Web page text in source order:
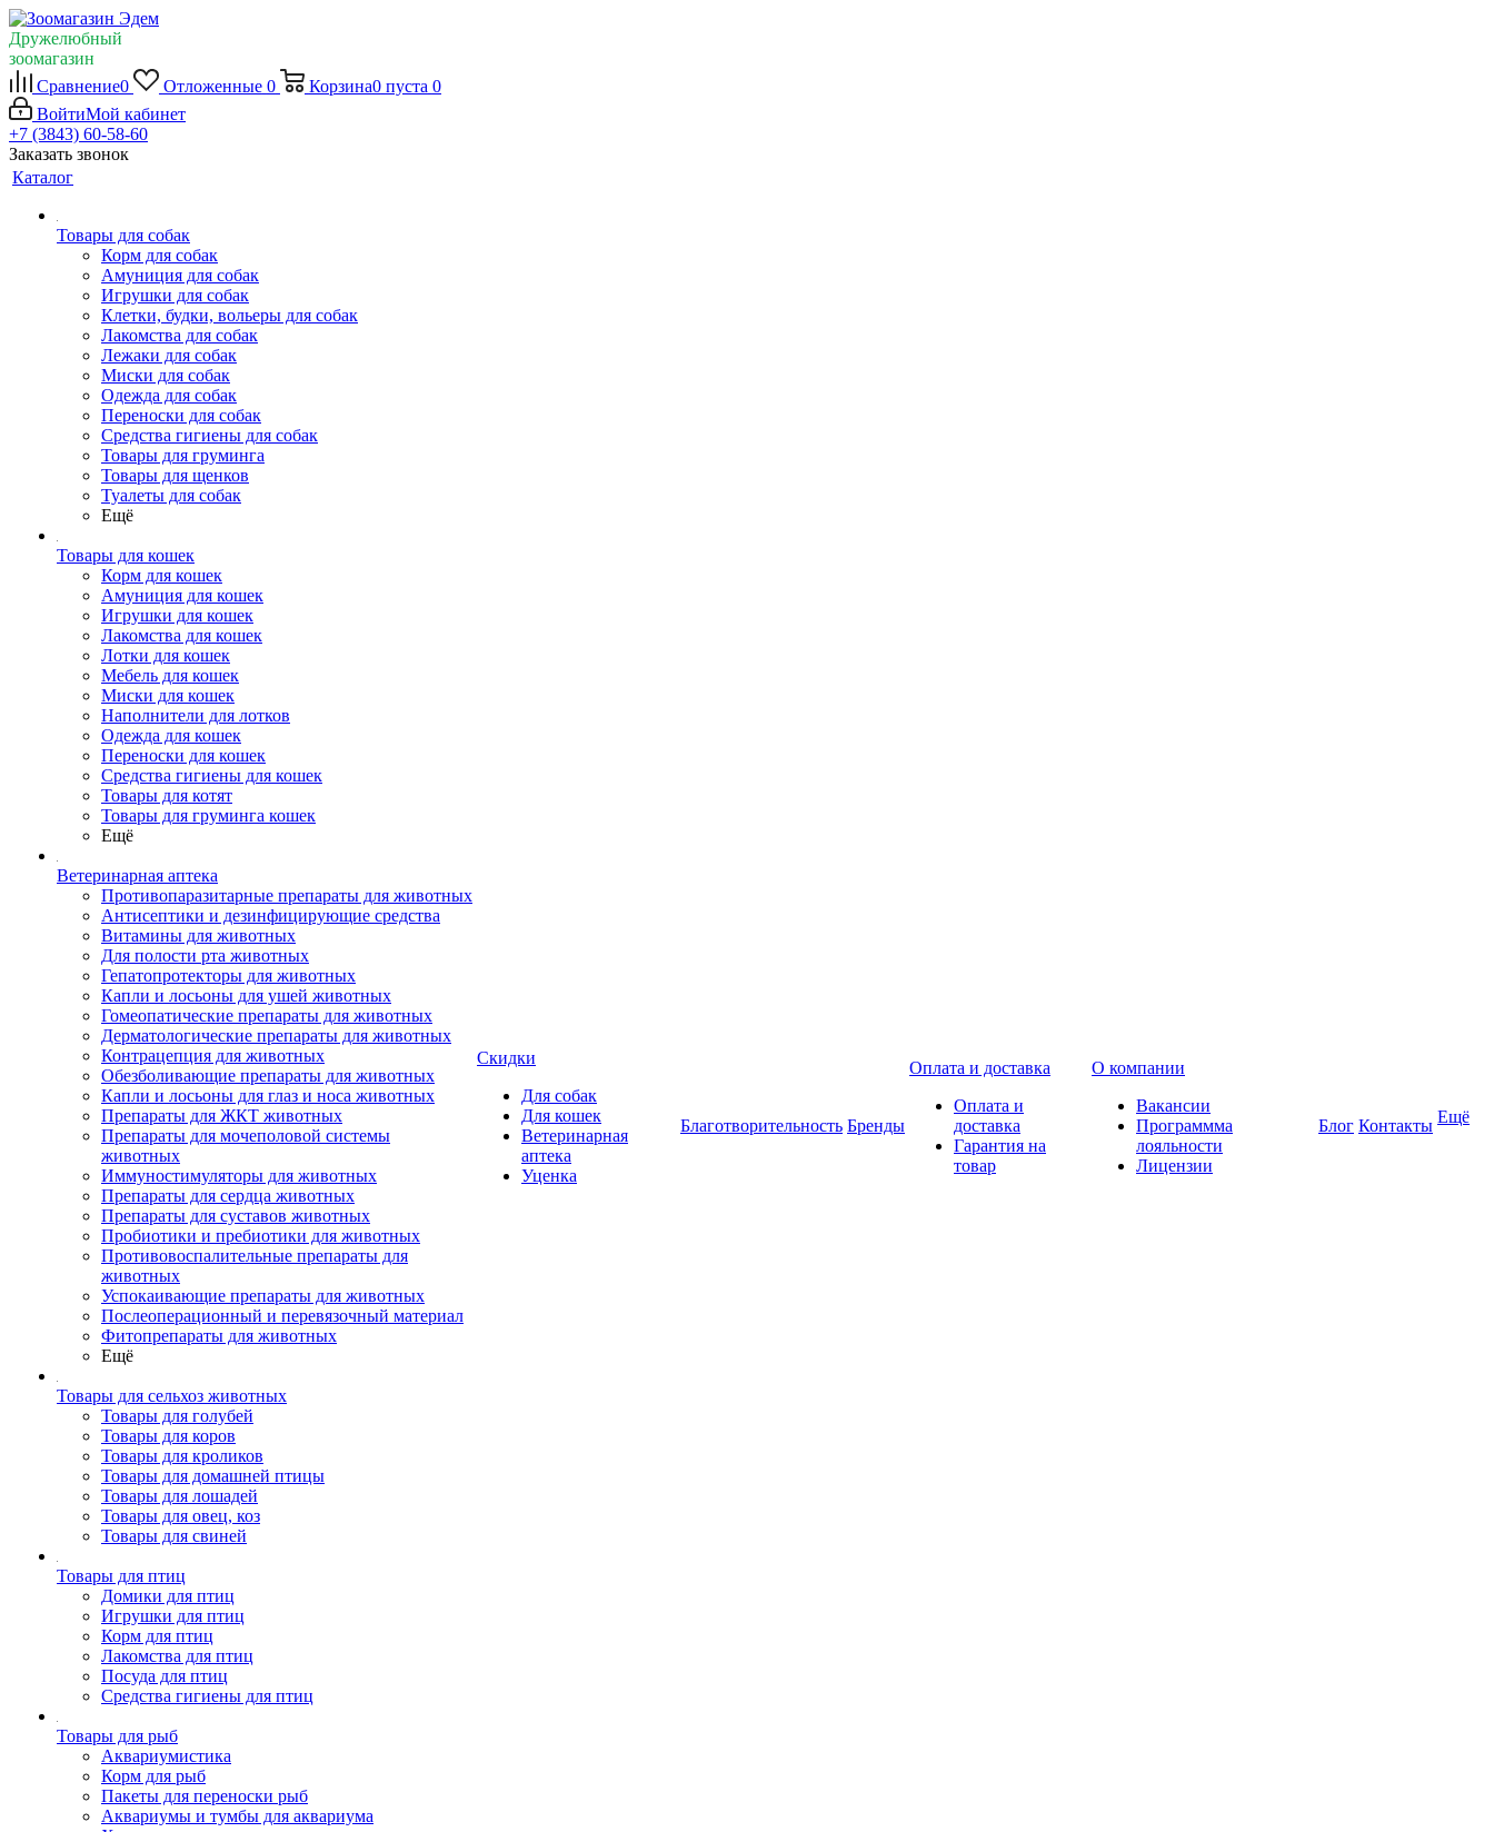
Дружелюбный
зоомагазин
Сравнение0 Отложенные 0 Корзина0 пуста 0
ВойтиМой кабинет
+7 (3843) 60-58-60
Заказать звонок
Каталог
Товары для собак
Корм для собак
Амуниция для собак
Игрушки для собак
Клетки, будки, вольеры для собак
Лакомства для собак
Лежаки для собак
Миски для собак
Одежда для собак
Переноски для собак
Средства гигиены для собак
Товары для груминга
Товары для щенков
Туалеты для собак
Ещё
Товары для кошек
Корм для кошек
Амуниция для кошек
Игрушки для кошек
Лакомства для кошек
Лотки для кошек
Мебель для кошек
Миски для кошек
Наполнители для лотков
Одежда для кошек
Переноски для кошек
Средства гигиены для кошек
Товары для котят
Товары для груминга кошек
Ещё
Ветеринарная аптека
Противопаразитарные препараты для животных
Антисептики и дезинфицирующие средства
Витамины для животных
Для полости рта животных
Гепатопротекторы для животных
Капли и лосьоны для ушей животных
Гомеопатические препараты для животных
Дерматологические препараты для животных
Контрацепция для животных
Обезболивающие препараты для животных
Капли и лосьоны для глаз и носа животных
Препараты для ЖКТ животных
Препараты для мочеполовой системы
животных
Иммуностимуляторы для животных
Препараты для сердца животных
Препараты для суставов животных
Пробиотики и пребиотики для животных
Противовоспалительные препараты для
животных
Успокаивающие препараты для животных
Послеоперационный и перевязочный материал
Фитопрепараты для животных
Ещё
Товары для сельхоз животных
Товары для голубей
Товары для коров
Товары для кроликов
Товары для домашней птицы
Товары для лошадей
Товары для овец, коз
Товары для свиней
Товары для птиц
Домики для птиц
Игрушки для птиц
Корм для птиц
Лакомства для птиц
Посуда для птиц
Средства гигиены для птиц
Товары для рыб
Аквариумистика
Корм для рыб
Пакеты для переноски рыб
Аквариумы и тумбы для аквариума
Скидки
Для собак
Для кошек
Ветеринарная
аптека
Уценка
Благотворительность Бренды
Оплата и доставка
Оплата и
доставка
Гарантия на
товар
О компании
Вакансии
Программма
лояльности
Лицензии
Блог Контакты Ещё